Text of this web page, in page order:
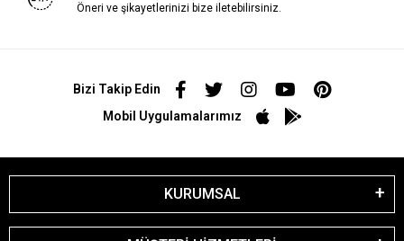
Öneri ve şikayetlerinizi bize iletebilirsiniz.
Bizi Takip Edin
Mobil Uygulamalarımız
KURUMSAL